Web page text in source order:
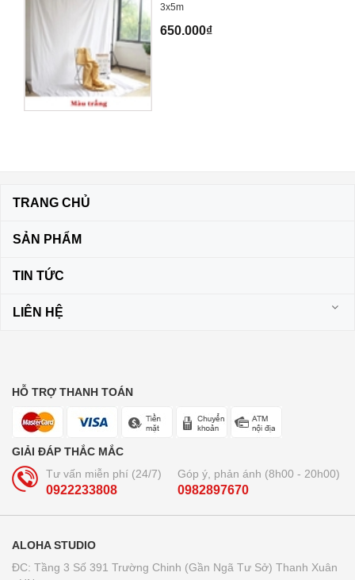
3x5m
650.000₫
TRANG CHỦ
SẢN PHẨM
TIN TỨC
LIÊN HỆ
HỖ TRỢ THANH TOÁN
GIẢI ĐÁP THẮC MẮC
Tư vấn miễn phí (24/7)
0922233808
Góp ý, phản ánh (8h00 - 20h00)
0982897670
ALOHA STUDIO
ĐC: Tầng 3 Số 391 Trường Chinh (Gần Ngã Tư Sở) Thanh Xuân